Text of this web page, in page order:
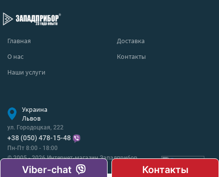
Главная
Доставка
О нас
Контакты
Наши услуги
Украина
Львов
ул. Городоцкая, 222
+38 (050) 478-15-48
Пн-Пт 8:00 - 18:00
© 2005 - 2026 Интернет-магазин Западприбор
Все права защищены.
Viber-chat Контакты